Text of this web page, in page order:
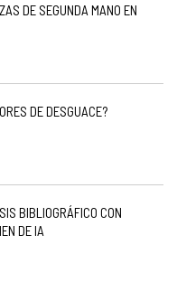
DE SEGUNDA MANO EN
DE DESGUACE?
BIBLIOGRÁFICO CON
DE IA